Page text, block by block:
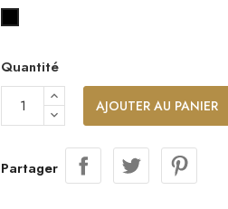
Quantité
AJOUTER AU PANIER
Partager